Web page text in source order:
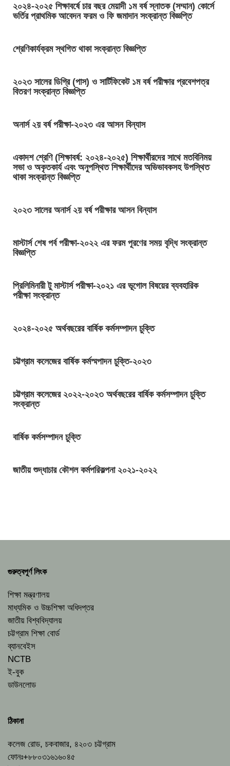
২০২৪-২০২৫ শিক্ষাবর্ষে চার বছর মেয়াদী ১ম বর্ষ স্নাতক (সম্মান) কোর্সে
ভর্তির প্রাথমিক আবেদন ফরম ও ফি জমাদান সংক্রান্ত বিজ্ঞপ্তি
শ্রেণিকার্যক্রম স্থগিত থাকা সংক্রান্ত বিজ্ঞপ্তি
২০২৩ সালের ডিগ্রি (পাস) ও সার্টিফিকেট ১ম বর্ষ পরীক্ষার প্রবেশপত্র
বিতরণ সংক্রান্ত বিজ্ঞপ্তি
অনার্স ২য় বর্ষ পরীক্ষা-২০২৩ এর আসন বিন্যাস
একাদশ শ্রেণি (শিক্ষাবর্ষ: ২০২৪-২০২৫) শিক্ষার্থীরদের সাথে মতবিনিময়
সভা ও অকৃতকার্য এবং অনুপস্থিত শিক্ষার্থীদের অভিভাবকসহ উপস্থিত
থাকা সংক্রান্ত বিজ্ঞপ্তি
২০২৩ সালের অনার্স ২য় বর্ষ পরীক্ষার আসন বিন্যাস
মাস্টার্স শেষ পর্ব পরীক্ষা-২০২২ এর ফরম পূরণের সময় বৃদ্ধি সংক্রান্ত
বিজ্ঞপ্তি
প্রিলিমিনারী টু মাস্টার্স পরীক্ষা-২০২১ এর ভূগোল বিষয়ের ব্যবহারিক
পরীক্ষা সংক্রান্ত
২০২৪-২০২৫ অর্থবছরের বার্ষিক কর্মসম্পাদন চুক্তি
চট্টগ্রাম কলেজের বার্ষিক কর্মস্মপাদন চুক্তি-২০২৩
চট্টগ্রাম কলেজের ২০২২-২০২৩ অর্থবছরের বার্ষিক কর্মসম্পাদন চুক্তি
সংক্রান্ত
বার্ষিক কর্মসম্পাদন চুক্তি
জাতীয় শুদ্ধাচার কৌশল কর্মপরিকল্পনা ২০২১-২০২২
গুরুত্বপূর্ণ লিংক
শিক্ষা মন্ত্রণালয়
মাধ্যমিক ও উচ্চশিক্ষা অধিদপ্তর
জাতীয় বিশ্ববিদ্যালয়
চট্টগ্রাম শিক্ষা বোর্ড
ব্যানবেইস
NCTB
ই-বুক
ডাউনলোড
ঠিকানা
কলেজ রোড, চকবাজার, ৪২০৩ চট্টগ্রাম
ফোনঃ+৮৮০৩১৬১৬০৪৫